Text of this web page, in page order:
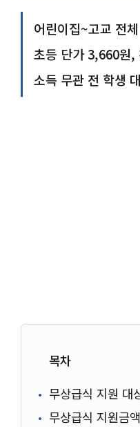
어린이집~고교 전
초등 단가 3,660원,
소득 무관 전 학생
목차
무상급식 지원 대
무상급식 지원금